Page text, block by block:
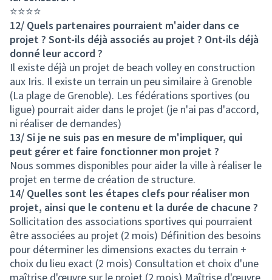
⭐⭐⭐⭐
12/ Quels partenaires pourraient m'aider dans ce
projet ? Sont-ils déjà associés au projet ? Ont-ils déjà
donné leur accord ?
Il existe déjà un projet de beach volley en construction
aux Iris. Il existe un terrain un peu similaire à Grenoble
(La plage de Grenoble). Les fédérations sportives (ou
ligue) pourrait aider dans le projet (je n'ai pas d'accord,
ni réaliser de demandes)
13/ Si je ne suis pas en mesure de m'impliquer, qui
peut gérer et faire fonctionner mon projet ?
Nous sommes disponibles pour aider la ville à réaliser le
projet en terme de création de structure.
14/ Quelles sont les étapes clefs pour réaliser mon
projet, ainsi que le contenu et la durée de chacune ?
Sollicitation des associations sportives qui pourraient
être associées au projet (2 mois) Définition des besoins
pour déterminer les dimensions exactes du terrain +
choix du lieu exact (2 mois) Consultation et choix d'une